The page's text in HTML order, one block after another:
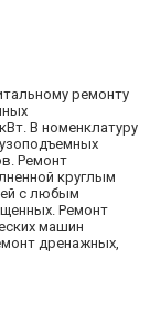
ремонту
В номенклатуру
Ремонт
круглым
с любым
Ремонт
машин
дренажных,